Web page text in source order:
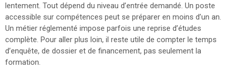
lentement. Tout dépend du niveau d’entrée demandé. Un poste
accessible sur compétences peut se préparer en moins d’un an.
Un métier réglementé impose parfois une reprise d’études
complète. Pour aller plus loin, il reste utile de compter le temps
d’enquête, de dossier et de financement, pas seulement la
formation.